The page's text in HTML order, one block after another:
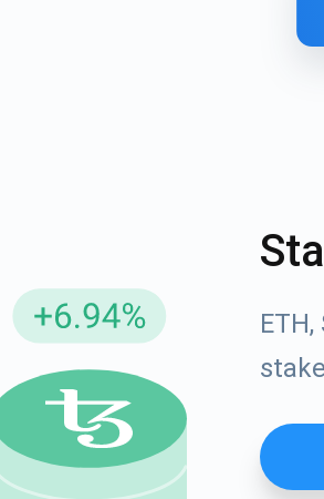
Atomic
için
proje güncellemelerini ve kripto